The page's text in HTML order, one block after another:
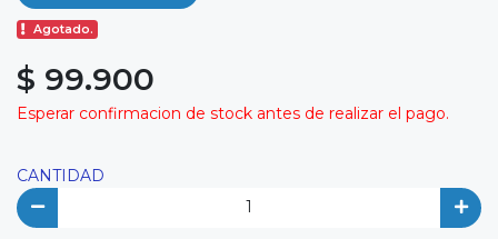
Agotado.
$ 99.900
Esperar confirmacion de stock antes de realizar el pago.
CANTIDAD